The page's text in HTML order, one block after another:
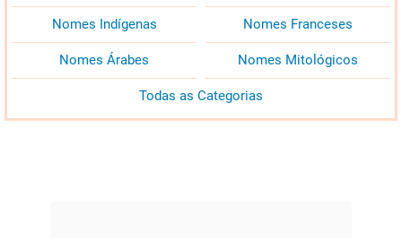
Nomes Indígenas Nomes Franceses
Nomes Árabes Nomes Mitológicos
Todas as Categorias